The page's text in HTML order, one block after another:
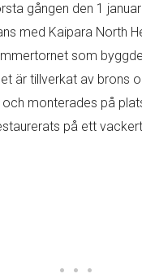
gången den 1
med Kaipara North
som
är tillverkat av brons
monterades på
på ett